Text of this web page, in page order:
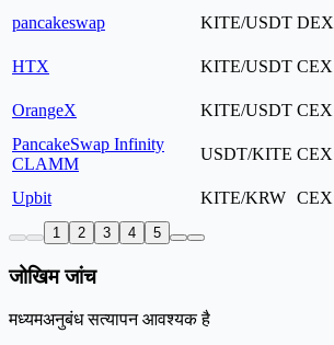
pancakeswap
KITE/USDT DEX
HTX
KITE/USDT CEX
OrangeX
KITE/USDT CEX
PancakeSwap Infinity
CLAMM
USDT/KITE CEX
Upbit
KITE/KRW CEX
1 2 3 4 5
जोखिम जांच
मध्यमअनुबंध सत्यापन आवश्यक है